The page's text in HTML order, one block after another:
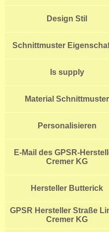
Design Stil
Schnittmuster
Is supply
Material Schnittmuster
Personalisieren
E-Mail des GPSR-
Cremer KG
Hersteller Butterick
GPSR Hersteller Straße
Cremer KG